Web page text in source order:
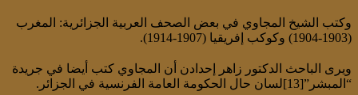
وكتب الشيخ المجاوي في بعض الصحف العربية الجزائرية: المغرب
(1903-1904) وكوكب إفريقيا (1907-1914).
ويرى الباحث الدكتور زاهر إحدادن أن المجاوي كتب أيضا في جريدة
“المبشر”[13]لسان حال الحكومة العامة الفرنسية في الجزائر.